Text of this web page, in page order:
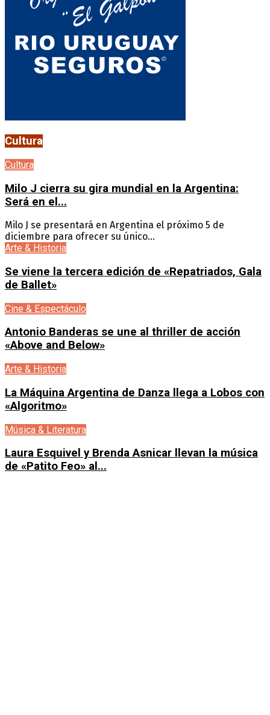
Cultura
Cultura
Milo J cierra su gira mundial en la Argentina:
Será en el...
Milo J se presentará en Argentina el próximo 5 de
diciembre para ofrecer su único...
Arte & Historia
Se viene la tercera edición de «Repatriados, Gala
de Ballet»
Cine & Espectáculo
Antonio Banderas se une al thriller de acción
«Above and Below»
Arte & Historia
La Máquina Argentina de Danza llega a Lobos con
«Algoritmo»
Música & Literatura
Laura Esquivel y Brenda Asnicar llevan la música
de «Patito Feo» al...